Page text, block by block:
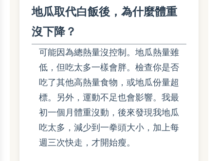
地瓜取代白飯後，為什麼體重
沒下降？
可能因為總熱量沒控制。地瓜熱量雖
低，但吃太多一樣會胖。檢查你是否
吃了其他高熱量食物，或地瓜份量超
標。另外，運動不足也會影響。我最
初一個月體重沒動，後來發現我地瓜
吃太多，減少到一拳頭大小，加上每
週三次快走，才開始瘦。